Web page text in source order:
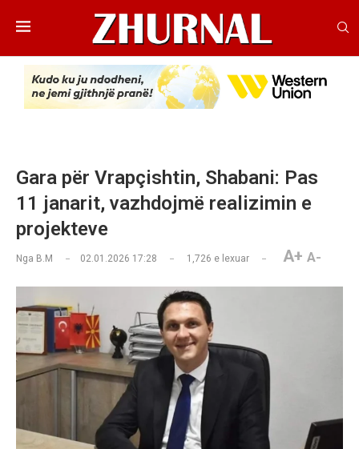
Gara për Vrapçishtin, Shabani: Pas
11 janarit, vazhdojmë realizimin e
projekteve
Nga B.M 02.01.2026 17:28 1,726 e lexuar A+ A-